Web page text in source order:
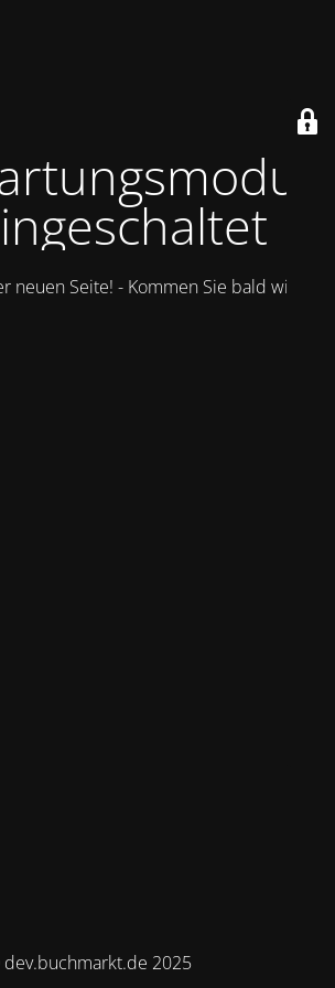
neuen Seite! - Kommen Sie bald wieder.
2025